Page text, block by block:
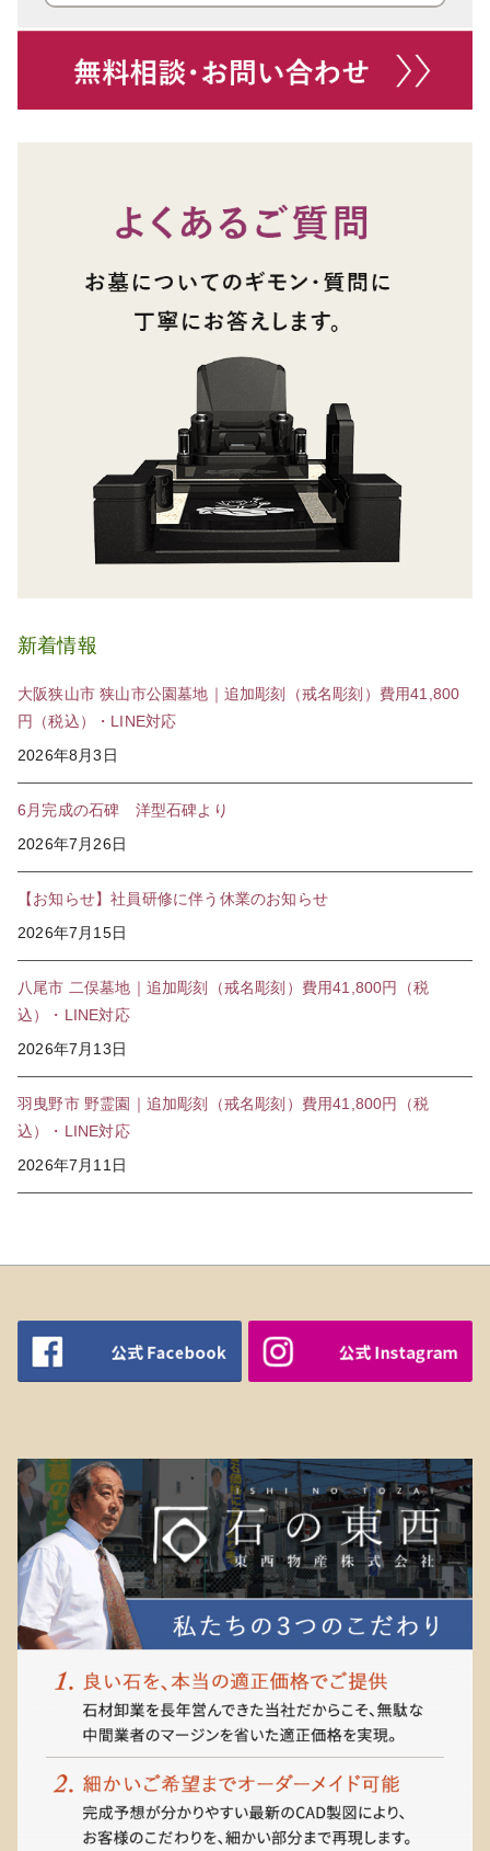
新着情報
大阪狭山市 狭山市公園墓地｜追加彫刻（戒名彫刻）費用41,800
円（税込）・LINE対応
2026年8月3日
6月完成の石碑 洋型石碑より
2026年7月26日
【お知らせ】社員研修に伴う休業のお知らせ
2026年7月15日
八尾市 二俣墓地｜追加彫刻（戒名彫刻）費用41,800円（税
込）・LINE対応
2026年7月13日
羽曳野市 野霊園｜追加彫刻（戒名彫刻）費用41,800円（税
込）・LINE対応
2026年7月11日